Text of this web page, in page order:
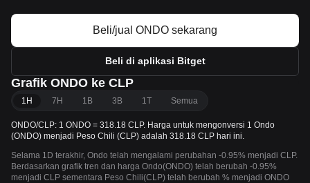
Beli/jual ONDO sekarang
Beli di aplikasi Bitget
Grafik ONDO ke CLP
1H 7H 1B 3B 1T Semua
ONDO/CLP: 1 ONDO = 318.18 CLP. Harga untuk mengonversi 1 Ondo
(ONDO) menjadi Peso Chili (CLP) adalah 318.18 CLP hari ini.
Selama 1D terakhir, Ondo telah mengalami perubahan -0.95% menjadi CLP.
Berdasarkan grafik tren dan harga Ondo(ONDO) telah berubah -0.95%
menjadi CLP sementara Peso Chili(CLP) telah berubah % menjadi ONDO